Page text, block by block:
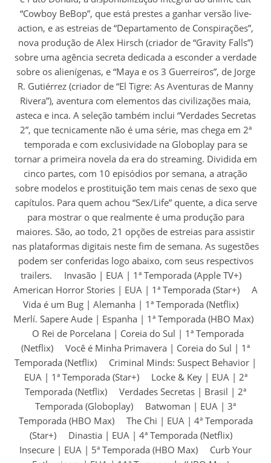
“Cowboy BeBop”, que está prestes a ganhar versão live-
action, e as estreias de “Departamento de Conspirações”,
nova produção de Alex Hirsch (criador de “Gravity Falls”)
sobre uma agência secreta dedicada a esconder a verdade
sobre os alienígenas, e “Maya e os 3 Guerreiros”, de Jorge
R. Gutiérrez (criador de “El Tigre: As Aventuras de Manny
Rivera”), aventura com elementos das civilizações maia,
asteca e inca. A seleção também inclui “Verdades Secretas
2”, que tecnicamente não é uma série, mas chega em 2ª
temporada e com exclusividade na Globoplay para se
tornar a primeira novela da era do streaming. Dividida em
cinco partes, com 10 episódios por semana, a atração
sobre modelos e prostituição tem mais cenas de sexo que
capítulos. Para quem achou “Sex/Life” quente, a dica serve
para mostrar o que realmente é uma produção para
maiores. São, ao todo, 21 opções de estreias para assistir
nas plataformas digitais neste fim de semana. As sugestões
podem ser conferidas logo abaixo, com seus respectivos
trailers. Invasão | EUA | 1ª Temporada (Apple TV+)
American Horror Stories | EUA | 1ª Temporada (Star+) A
Vida é um Bug | Alemanha | 1ª Temporada (Netflix)
Merlí. Sapere Aude | Espanha | 1ª Temporada (HBO Max)
O Rei de Porcelana | Coreia do Sul | 1ª Temporada
(Netflix) Você é Minha Primavera | Coreia do Sul | 1ª
Temporada (Netflix) Criminal Minds: Suspect Behavior |
EUA | 1ª Temporada (Star+) Locke & Key | EUA | 2ª
Temporada (Netflix) Verdades Secretas | Brasil | 2ª
Temporada (Globoplay) Batwoman | EUA | 3ª
Temporada (HBO Max) The Chi | EUA | 4ª Temporada
(Star+) Dinastia | EUA | 4ª Temporada (Netflix)
Insecure | EUA | 5ª Temporada (HBO Max) Curb Your